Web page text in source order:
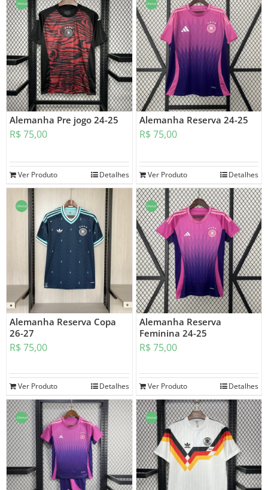
Oferta!
Alemanha Pre jogo 24-25
R$ 75,00
Ver Produto Detalhes
Oferta!
Alemanha Reserva 24-25
R$ 75,00
Ver Produto Detalhes
Oferta!
Alemanha Reserva Copa
26-27
R$ 75,00
Ver Produto Detalhes
Oferta!
Alemanha Reserva
Feminina 24-25
R$ 75,00
Ver Produto Detalhes
Oferta! Oferta!